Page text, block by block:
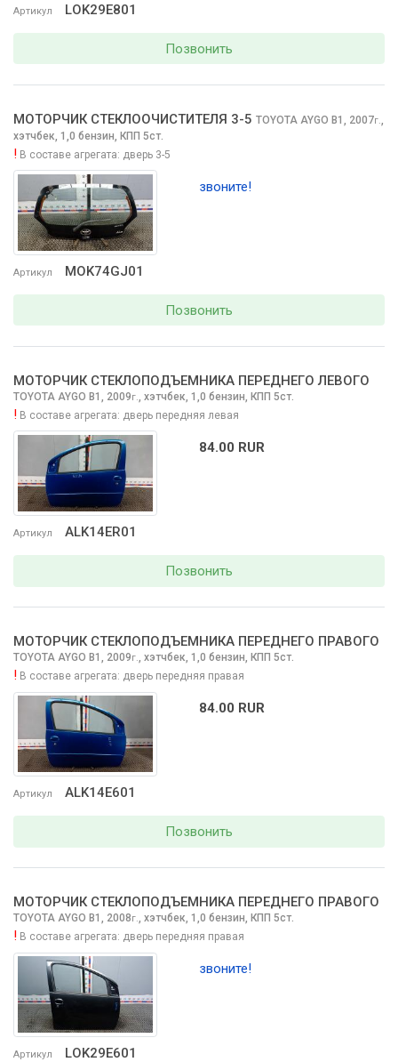
Артикул LOK29E801
Позвонить
Артикул MOK74GJ01
МОТОРЧИК СТЕКЛООЧИCТИТЕЛЯ 3-5 TOYOTA AYGO B1, 2007г.,
хэтчбек, 1,0 бензин, КПП 5ст.
! В составе агрегата: дверь 3-5
звоните!
Позвонить
Артикул ALK14ER01
МОТОРЧИК СТЕКЛОПОДЪЕМНИКА ПЕРЕДНЕГО ЛЕВОГО
TOYOTA AYGO B1, 2009г., хэтчбек, 1,0 бензин, КПП 5ст.
! В составе агрегата: дверь передняя левая
84.00 RUR
Позвонить
Артикул ALK14E601
МОТОРЧИК СТЕКЛОПОДЪЕМНИКА ПЕРЕДНЕГО ПРАВОГО
TOYOTA AYGO B1, 2009г., хэтчбек, 1,0 бензин, КПП 5ст.
! В составе агрегата: дверь передняя правая
84.00 RUR
Позвонить
Артикул LOK29E601
МОТОРЧИК СТЕКЛОПОДЪЕМНИКА ПЕРЕДНЕГО ПРАВОГО
TOYOTA AYGO B1, 2008г., хэтчбек, 1,0 бензин, КПП 5ст.
! В составе агрегата: дверь передняя правая
звоните!